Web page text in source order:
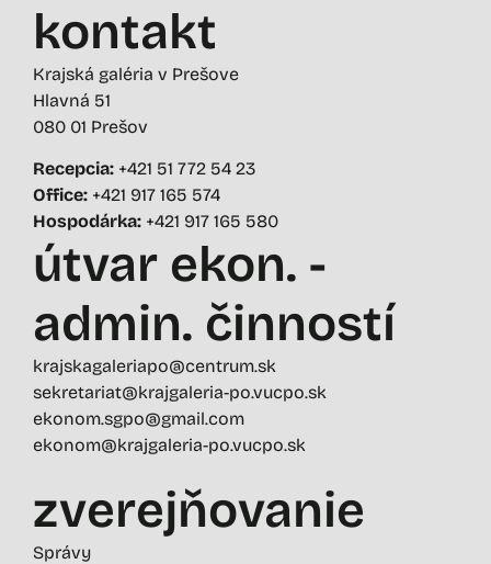
kontakt
Krajská galéria v Prešove
Hlavná 51
080 01 Prešov
Recepcia: +421 51 772 54 23
Office: +421 917 165 574
Hospodárka: +421 917 165 580
útvar ekon. -
admin. činností
krajskagaleriapo@centrum.sk
sekretariat@krajgaleria-po.vucpo.sk
ekonom.sgpo@gmail.com
ekonom@krajgaleria-po.vucpo.sk
zverejňovanie
Správy